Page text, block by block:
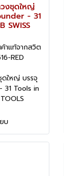
วงชุดใหญ่
- 31
SWISS
าแท้จากสวิต
RED
ดใหญ่ บรรจุ
31 Tools in
บ